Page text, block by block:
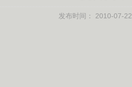
发布时间： 2010-07-